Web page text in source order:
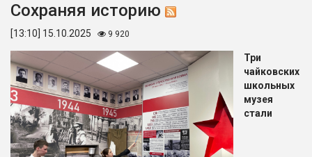
Сохраняя историю
[13:10] 15.10.2025 9 920
Три
чайковских
школьных
музея
стали